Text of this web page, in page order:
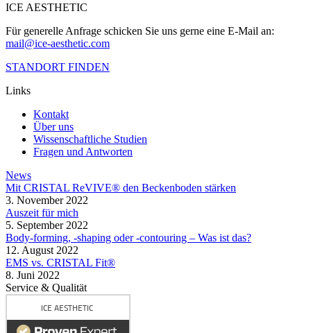
ICE AESTHETIC
Für generelle Anfrage schicken Sie uns gerne eine E-Mail an:
mail@ice-aesthetic.com
STANDORT FINDEN
Links
Kontakt
Über uns
Wissenschaftliche Studien
Fragen und Antworten
News
Mit CRISTAL ReVIVE® den Beckenboden stärken
3. November 2022
Auszeit für mich
5. September 2022
Body-forming, -shaping oder -contouring – Was ist das?
12. August 2022
EMS vs. CRISTAL Fit®
8. Juni 2022
Service & Qualität